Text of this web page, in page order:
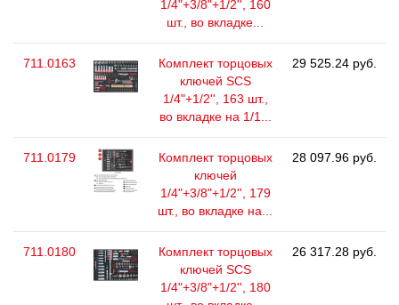
1/4"+3/8"+1/2'', 160
шт., во вкладке...
711.0163
Комплект торцовых
ключей SCS
1/4"+1/2'', 163 шт.,
во вкладке на 1/1...
29 525.24 руб.
711.0179
Комплект торцовых
ключей
1/4"+3/8"+1/2'', 179
шт., во вкладке на...
28 097.96 руб.
711.0180
Комплект торцовых
ключей SCS
1/4"+3/8"+1/2'', 180
26 317.28 руб.